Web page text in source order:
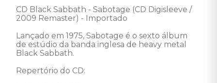
CD Black Sabbath - Sabotage (CD Digisleeve /
2009 Remaster) - Importado
Lançado em 1975, Sabotage é o sexto álbum
de estúdio da banda inglesa de heavy metal
Black Sabbath.
Repertório do CD: